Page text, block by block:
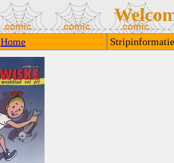
Home Stripinformatie